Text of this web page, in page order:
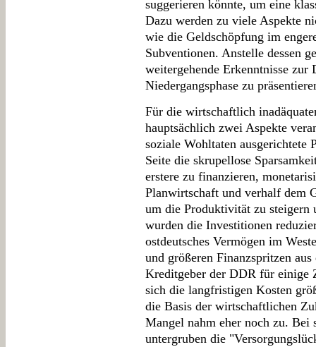
suggerieren könnte, um eine
Dazu werden zu viele Aspekte
wie die Geldschöpfung im
Subventionen. Anstelle dessen
weitergehende Erkenntnisse
Niedergangsphase zu
Für die wirtschaftlich
hauptsächlich zwei Aspekte
soziale Wohltaten ausgerichtete
Seite die skrupellose
erstere zu finanzieren,
Planwirtschaft und verhalf dem
um die Produktivität zu steigern
wurden die Investitionen
ostdeutsches Vermögen im
und größeren Finanzspritzen
Kreditgeber der DDR für einige
sich die langfristigen Kosten
die Basis der wirtschaftlichen
Mangel nahm eher noch zu. Bei
untergruben die